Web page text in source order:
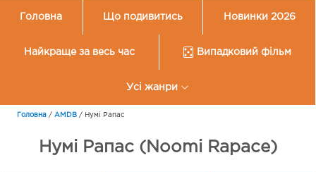
Головна Що подивитись Новинки 2026
Найкраще за весь час Випадковий фільм
Усі жанри
Головна / AMDB / Нумі Рапас
Нумі Рапас (Noomi Rapace)